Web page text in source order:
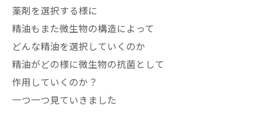
薬剤を選択する様に
精油もまた微生物の構造によって
どんな精油を選択していくのか
精油がどの様に微生物の抗菌として
作用していくのか？
一つ一つ見ていきました